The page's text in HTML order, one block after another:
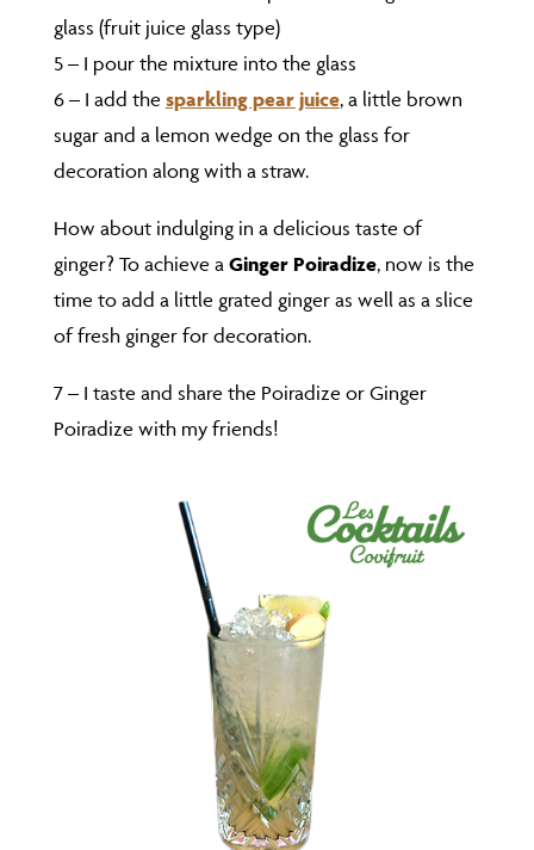
glass (fruit juice glass type)
5 – I pour the mixture into the glass
6 – I add the sparkling pear juice, a little brown
sugar and a lemon wedge on the glass for
decoration along with a straw.
How about indulging in a delicious taste of
ginger? To achieve a Ginger Poiradize, now is the
time to add a little grated ginger as well as a slice
of fresh ginger for decoration.
7 – I taste and share the Poiradize or Ginger
Poiradize with my friends!